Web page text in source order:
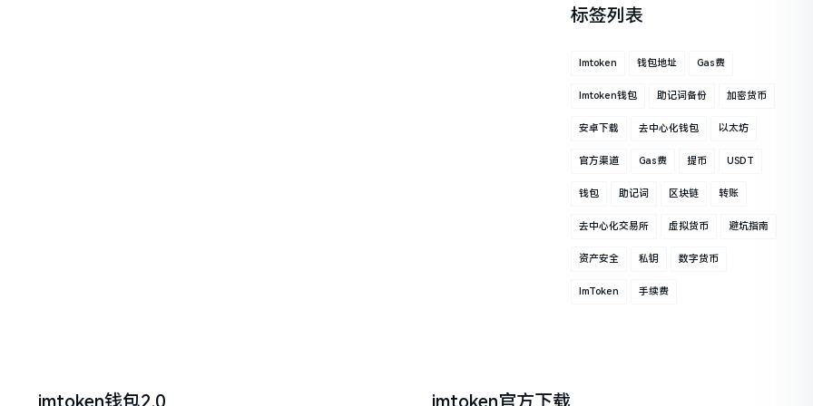
标签列表
Imtoken 钱包地址 Gas费
Imtoken钱包 助记词备份 加密货币
安卓下载 去中心化钱包 以太坊
官方渠道 Gas费 提币 USDT
钱包 助记词 区块链 转账
去中心化交易所 虚拟货币 避坑指南
资产安全 私钥 数字货币
ImToken 手续费